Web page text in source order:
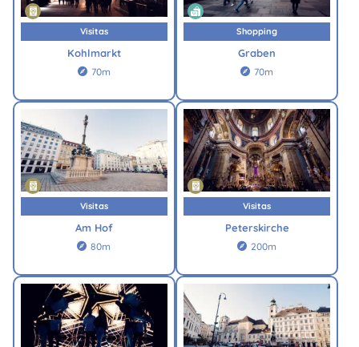
Visitas
Kohlmarkt
 70m
Shopping
Graben
 70m
Visitas
Am Hof
 80m
Visitas
Peterskirche
 200m